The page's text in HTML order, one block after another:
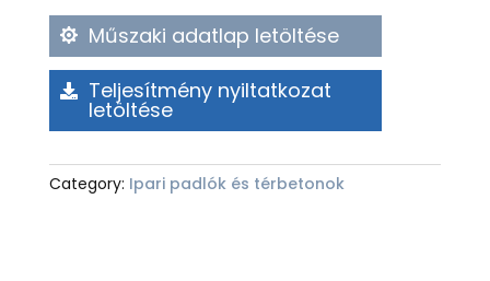
Műszaki adatlap letöltése
Teljesítmény nyiltatkozat
letöltése
Category: Ipari padlók és térbetonok